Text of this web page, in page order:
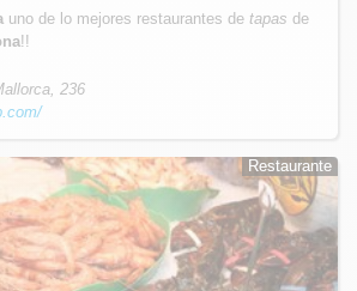
uno de lo mejores restaurantes de tapas de
!!
236
Restaurante
Restaurante